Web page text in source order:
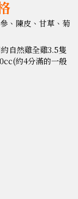
、陳皮、甘草、菊
自然雞全雞3.5隻
約4分滿的一般